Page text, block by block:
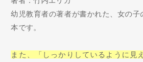
幼児教育者の著者が書かれた、女の子
本です。
また、「しっかりしているように見